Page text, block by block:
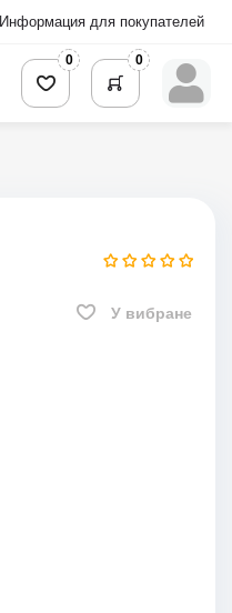
Информация для покупателей
0 0
У вибране